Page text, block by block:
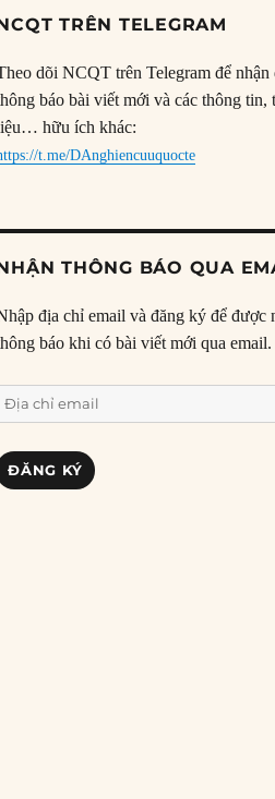
TRÊN TELEGRAM
dõi NCQT trên Telegram để nhận
báo bài viết mới và các thông tin,
hữu ích khác:
t.me/DAnghiencuuquocte
THÔNG BÁO QUA
địa chỉ email và đăng ký để được
báo khi có bài viết mới qua email.
Địa
email
ĐĂNG KÝ